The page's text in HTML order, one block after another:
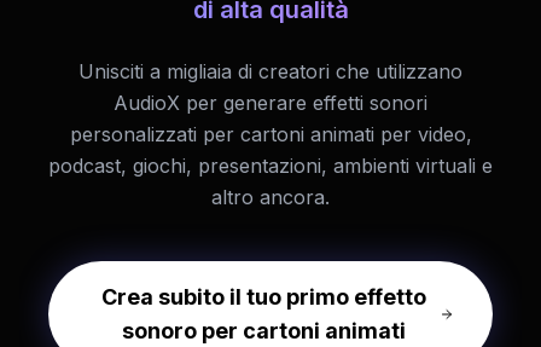
di alta qualità
Unisciti a migliaia di creatori che utilizzano
AudioX per generare effetti sonori
personalizzati per cartoni animati per video,
podcast, giochi, presentazioni, ambienti virtuali e
altro ancora.
Crea subito il tuo primo effetto
sonoro per cartoni animati